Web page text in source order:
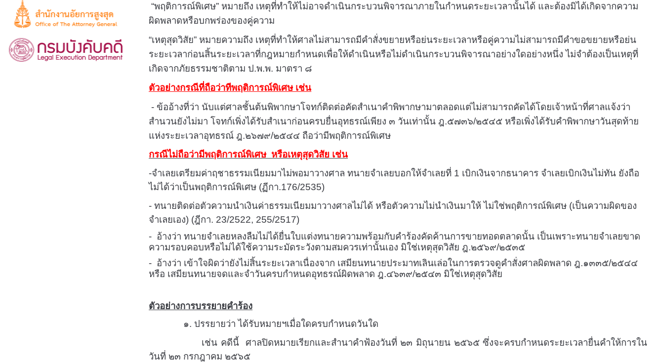
“พฤติการณ์พิเศษ” หมายถึง เหตุที่ทำให้ไม่อาจดำเนินกระบวนพิจารณาภายในกำหนดระยะเวลานั้นได้ และต้องมิได้เกิดจากความ
ผิดพลาดหรือบกพร่องของคู่ความ
“เหตุสุดวิสัย” หมายความถึง เหตุที่ทำให้ศาลไม่สามารถมีคำสั่งขยายหรือย่นระยะเวลาหรือคู่ความไม่สามารถมีคำขอขยายหรือย่น
ระยะเวลาก่อนสิ้นระยะเวลาที่กฎหมายกำหนดเพื่อให้ดำเนินหรือไม่ดำเนินกระบวนพิจารณาอย่างใดอย่างหนึ่ง ไม่จำต้องเป็นเหตุที่
เกิดจากภัยธรรมชาติตาม ป.พ.พ. มาตรา ๘
ตัวอย่างกรณีที่ถือว่าทีพฤติการณ์พิเศษ เช่น
- ข้ออ้างที่ว่า นับแต่ศาลชั้นต้นพิพากษาโจทก์ติดต่อคัดสำเนาคำพิพากษามาตลอดแต่ไม่สามารถคัดได้โดยเจ้าหน้าที่ศาลแจ้งว่า
สำนวนยังไม่มา โจทก์เพิ่งได้รับสำเนาก่อนครบยื่นอุทธรณ์เพียง ๓ วันเท่านั้น ฎ.๕๗๓๖/๒๕๔๕ หรือเพิ่งได้รับคำพิพากษาวันสุดท้าย
แห่งระยะเวลาอุทธรณ์ ฎ.๒๖๗๙/๒๕๔๔ ถือว่ามีพฤติการณ์พิเศษ
กรณีไม่ถือว่ามีพฤติการณ์พิเศษ หรือเหตุสุดวิสัย เช่น
-จำเลยเตรียมค่าฤชาธรรมเนียมมาไม่พอมาวางศาล ทนายจำเลยบอกให้จำเลยที่ 1 เบิกเงินจากธนาคาร จำเลยเบิกเงินไม่ทัน ยังถือ
ไม่ได้ว่าเป็นพฤติการณ์พิเศษ (ฏีกา.176/2535)
- ทนายติดต่อตัวความนำเงินค่าธรรมเนียมมาวางศาลไม่ได้ หรือตัวความไม่นำเงินมาให้ ไม่ใช่พฤติการณ์พิเศษ (เป็นความผิดของ
จำเลยเอง) (ฎีกา. 23/2522, 255/2517)
- อ้างว่า ทนายจำเลยหลงลืมไม่ได้ยื่นใบแต่งทนายความพร้อมกับคำร้องคัดค้านการขายทอดตลาดนั้น เป็นเพราะทนายจำเลยขาด
ความรอบคอบหรือไม่ได้ใช้ความระมัดระวังตามสมควรเท่านั้นเอง มิใช่เหตุสุดวิสัย ฎ.๒๕๖๙/๒๕๓๕
- อ้างว่า เข้าใจผิดว่ายังไม่สิ้นระยะเวลาเนื่องจาก เสมียนทนายประมาทเลินเล่อในการตรวจดูคำสั่งศาลผิดพลาด ฎ.๑๓๓๕/๒๕๔๔
หรือ เสมียนทนายจดและจำวันครบกำหนดอุทธรณ์ผิดพลาด ฎ.๔๖๓๙/๒๕๔๓ มิใช่เหตุสุดวิสัย
ตัวอย่างการบรรยายคำร้อง
๑. ปรรยายว่า ได้รับหมายฯเมื่อใดครบกำหนดวันใด
เช่น คดีนี้ ศาลปิดหมายเรียกและสำนาคำฟ้องวันที่ ๒๓ มิถุนายน ๒๕๖๕ ซึ่งจะครบกำหนดระยะเวลายื่นคำให้การใน
วันที่ ๒๓ กรกฎาคม ๒๕๖๕